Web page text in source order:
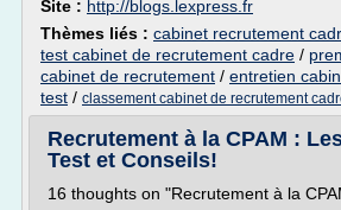
Site : http://blogs.lexpress.fr
Thèmes liés : cabinet recrutement
test cabinet de recrutement cadre /
cabinet de recrutement / entretien
test / classement cabinet de recrutement
Recrutement à la CPAM :
Test et Conseils!
16 thoughts on "Recrutement à la